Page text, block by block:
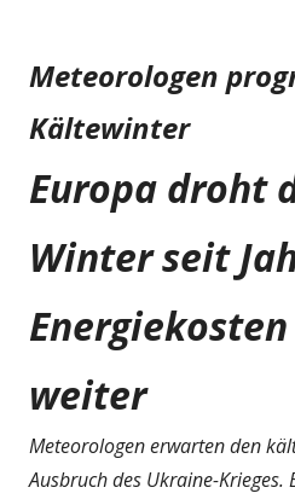
Meteorologen
Kältewinter
Europa droht
Winter seit
weiter
Meteorologen erwarten den
Ausbruch des Ukraine-